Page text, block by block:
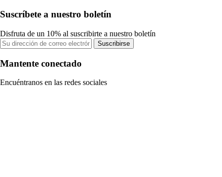
Suscríbete a nuestro boletín
Disfruta de un 10% al suscribirte a nuestro boletín
Suscribirse
Mantente conectado
Encuéntranos en las redes sociales